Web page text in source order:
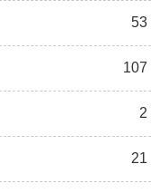
53
107
2
21